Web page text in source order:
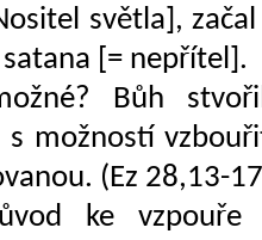
světla],
[= nepřítel].
Bůh
s možností
(Ez 28,13-
ke vzpouře